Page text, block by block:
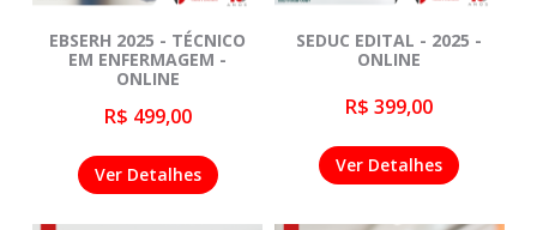
EBSERH 2025 - TÉCNICO
EM ENFERMAGEM -
ONLINE
R$ 499,00
Ver Detalhes
SEDUC EDITAL - 2025 -
ONLINE
R$ 399,00
Ver Detalhes